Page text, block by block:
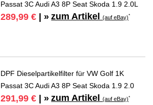
Passat 3C Audi A3 8P Seat Skoda 1.9 2.0L
289,99 € | » zum Artikel(auf eBay)*
DPF Dieselpartikelfilter für VW Golf 1K
Passat 3C Audi A3 8P Seat Skoda 1.9 2.0
291,99 € | » zum Artikel(auf eBay)*